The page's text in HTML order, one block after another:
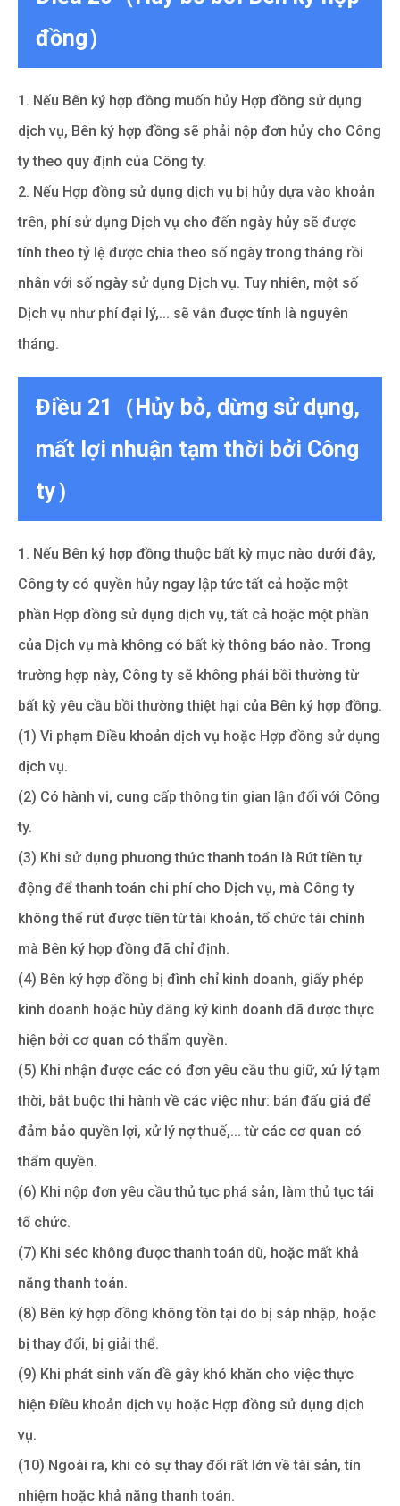
đồng）
1. Nếu Bên ký hợp đồng muốn hủy Hợp đồng sử dụng
dịch vụ, Bên ký hợp đồng sẽ phải nộp đơn hủy cho Công
ty theo quy định của Công ty.
2. Nếu Hợp đồng sử dụng dịch vụ bị hủy dựa vào khoản
trên, phí sử dụng Dịch vụ cho đến ngày hủy sẽ được
tính theo tỷ lệ được chia theo số ngày trong tháng rồi
nhân với số ngày sử dụng Dịch vụ. Tuy nhiên, một số
Dịch vụ như phí đại lý,... sẽ vẫn được tính là nguyên
tháng.
Điều 21（Hủy bỏ, dừng sử dụng,
mất lợi nhuận tạm thời bởi Công
ty）
1. Nếu Bên ký hợp đồng thuộc bất kỳ mục nào dưới đây,
Công ty có quyền hủy ngay lập tức tất cả hoặc một
phần Hợp đồng sử dụng dịch vụ, tất cả hoặc một phần
của Dịch vụ mà không có bất kỳ thông báo nào. Trong
trường hợp này, Công ty sẽ không phải bồi thường từ
bất kỳ yêu cầu bồi thường thiệt hại của Bên ký hợp đồng.
(1) Vi phạm Điều khoản dịch vụ hoặc Hợp đồng sử dụng
dịch vụ.
(2) Có hành vi, cung cấp thông tin gian lận đối với Công
ty.
(3) Khi sử dụng phương thức thanh toán là Rút tiền tự
động để thanh toán chi phí cho Dịch vụ, mà Công ty
không thể rút được tiền từ tài khoản, tổ chức tài chính
mà Bên ký hợp đồng đã chỉ định.
(4) Bên ký hợp đồng bị đình chỉ kinh doanh, giấy phép
kinh doanh hoặc hủy đăng ký kinh doanh đã được thực
hiện bởi cơ quan có thẩm quyền.
(5) Khi nhận được các có đơn yêu cầu thu giữ, xử lý tạm
thời, bắt buộc thi hành về các việc như: bán đấu giá để
đảm bảo quyền lợi, xử lý nợ thuế,... từ các cơ quan có
thẩm quyền.
(6) Khi nộp đơn yêu cầu thủ tục phá sản, làm thủ tục tái
tổ chức.
(7) Khi séc không được thanh toán dù, hoặc mất khả
năng thanh toán.
(8) Bên ký hợp đồng không tồn tại do bị sáp nhập, hoặc
bị thay đổi, bị giải thể.
(9) Khi phát sinh vấn đề gây khó khăn cho việc thực
hiện Điều khoản dịch vụ hoặc Hợp đồng sử dụng dịch
vụ.
(10) Ngoài ra, khi có sự thay đổi rất lớn về tài sản, tín
nhiệm hoặc khả năng thanh toán.